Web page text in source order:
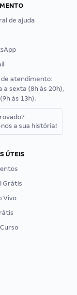
de ajuda
atendimento:
a sexta (8h às 20h),
às 13h).
a sua história!
ÚTEIS
Grátis
Vivo